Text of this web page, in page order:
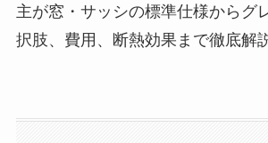
主が窓・サッシの標準仕様からグ
択肢、費用、断熱効果まで徹底解